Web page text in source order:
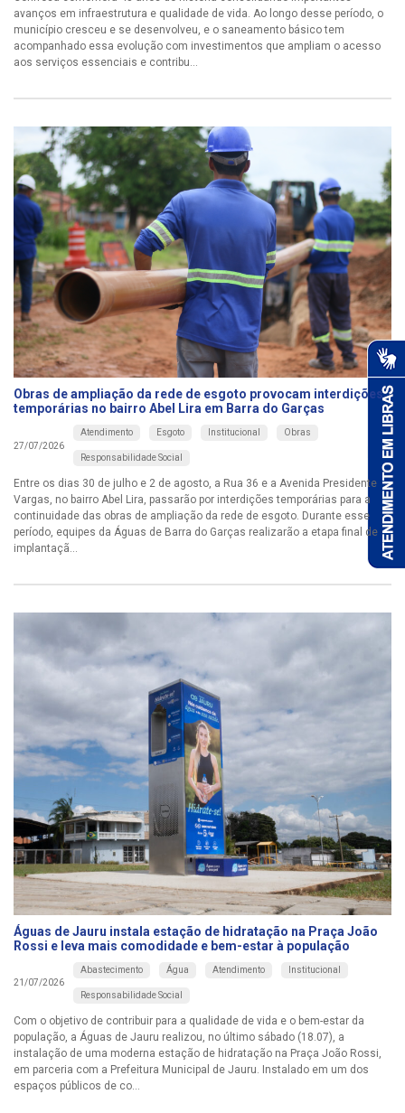
avanços em infraestrutura e qualidade de vida. Ao longo desse período, o
município cresceu e se desenvolveu, e o saneamento básico tem
acompanhado essa evolução com investimentos que ampliam o acesso
aos serviços essenciais e contribu...
Obras de ampliação da rede de esgoto provocam interdições
temporárias no bairro Abel Lira em Barra do Garças
27/07/2026
Atendimento Esgoto Institucional Obras
Responsabilidade Social
Entre os dias 30 de julho e 2 de agosto, a Rua 36 e a Avenida Presidente
Vargas, no bairro Abel Lira, passarão por interdições temporárias para a
continuidade das obras de ampliação da rede de esgoto. Durante esse
período, equipes da Águas de Barra do Garças realizarão a etapa final de
implantaçã...
Águas de Jauru instala estação de hidratação na Praça João
Rossi e leva mais comodidade e bem-estar à população
21/07/2026
Abastecimento Água Atendimento Institucional
Responsabilidade Social
Com o objetivo de contribuir para a qualidade de vida e o bem-estar da
população, a Águas de Jauru realizou, no último sábado (18.07), a
instalação de uma moderna estação de hidratação na Praça João Rossi,
em parceria com a Prefeitura Municipal de Jauru. Instalado em um dos
espaços públicos de co...